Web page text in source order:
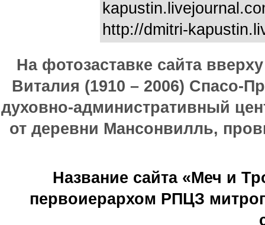
http://dmitri-
На фотозаставке сайта
Виталия (1910 – 2006) Спасо-
духовно-административный
от деревни Мансонвилль,
Название сайта «Меч и
первоиерархом РПЦЗ